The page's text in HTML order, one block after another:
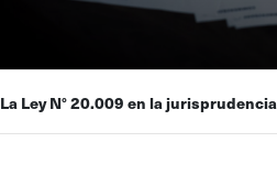
La Ley N° 20.009 en la jurisprudencia